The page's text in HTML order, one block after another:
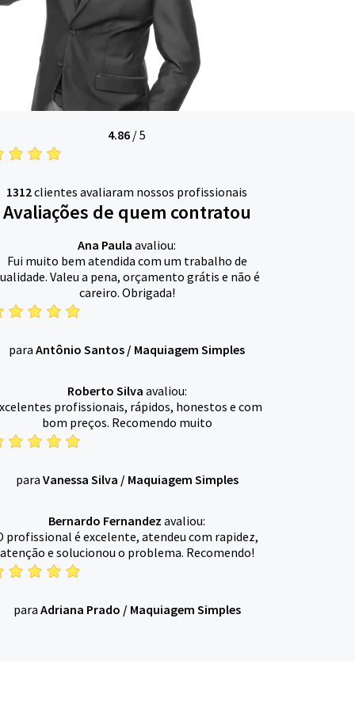
4.86 /5
1312clientes avaliaram nossos profissionais
Avaliações de quem contratou
Ana Paula avaliou:
Fui muito bem atendida com um trabalho de
Valeu a pena, orçamento grátis e não é
careiro. Obrigada!
para Antônio Santos / Maquiagem Simples
Roberto Silva avaliou:
profissionais, rápidos, honestos e com
bom preços. Recomendo muito
para Vanessa Silva / Maquiagem Simples
Bernardo Fernandez avaliou:
profissional é excelente, atendeu com rapidez,
atenção e solucionou o problema. Recomendo!
para Adriana Prado / Maquiagem Simples